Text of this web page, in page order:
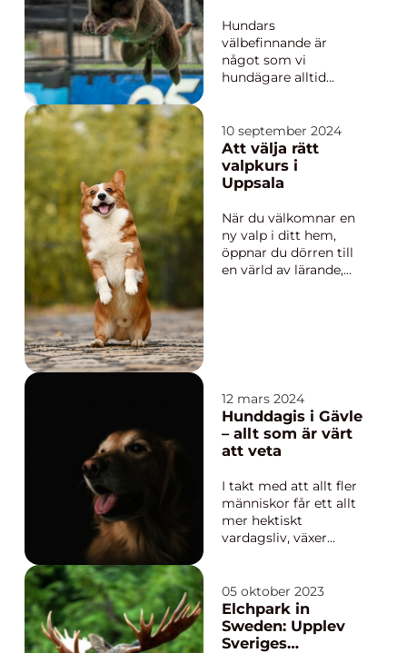
kattpensiona...
hundhalsband
Hundars
välbefinnande är
något som vi
hundägare alltid
fyrbenta vänner
upplever stress och
ångest, söker vi efter
lösningar för att hjä...
10 september 2024
Att välja rätt
valpkurs i
Uppsala
När du välkomnar en
ny valp i ditt hem,
öppnar du dörren till
en värld av lärande,
12 mars 2024
Hunddagis i Gävle
– allt som är värt
att veta
I takt med att allt fler
människor får ett allt
mer hektiskt
vardagsliv, växer
tilläggstjänster för
våra fyrbenta vänner.
Hundägare i Gävle
med omnejd har ...
05 oktober 2023
Elchpark in
Sweden: Upplev
Sveriges